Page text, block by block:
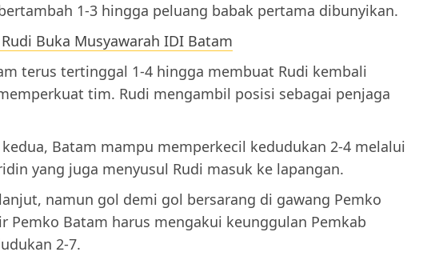
1-3 hingga peluang babak pertama dibunyikan.
Buka Musyawarah IDI Batam
terus tertinggal 1-4 hingga membuat Rudi kembali
tim. Rudi mengambil posisi sebagai penjaga
Batam mampu memperkecil kedudukan 2-4 melalui
yang juga menyusul Rudi masuk ke lapangan.
namun gol demi gol bersarang di gawang Pemko
Pemko Batam harus mengakui keunggulan Pemkab
2-7.